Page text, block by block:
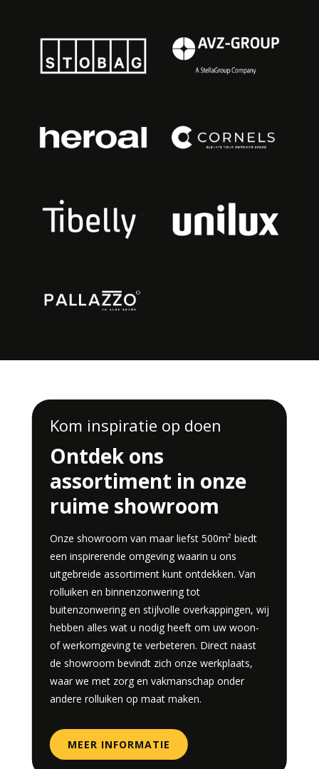
Kom inspiratie op doen
Ontdek ons
assortiment in onze
ruime showroom
Onze showroom van maar liefst 500m² biedt
een inspirerende omgeving waarin u ons
uitgebreide assortiment kunt ontdekken. Van
rolluiken en binnenzonwering tot
buitenzonwering en stijlvolle overkappingen, wij
hebben alles wat u nodig heeft om uw woon-
of werkomgeving te verbeteren. Direct naast
de showroom bevindt zich onze werkplaats,
waar we met zorg en vakmanschap onder
andere rolluiken op maat maken.
MEER INFORMATIE